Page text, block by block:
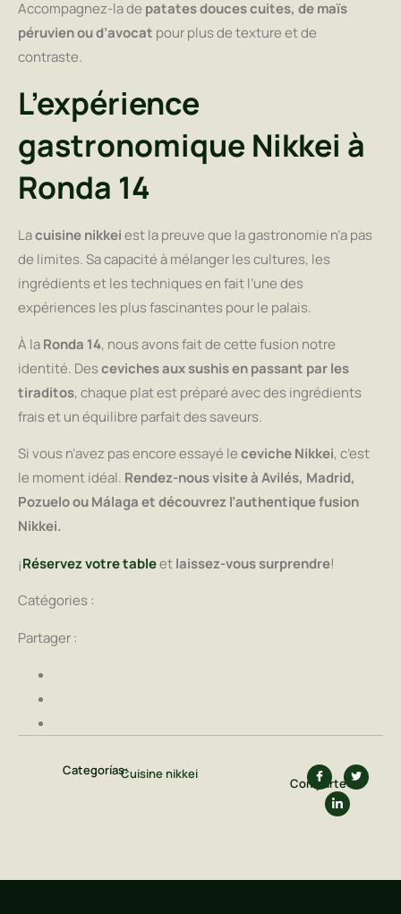
Accompagnez-la de patates douces cuites, de maïs
péruvien ou d’avocat pour plus de texture et de
contraste.
L’expérience
gastronomique Nikkei à
Ronda 14
Lacuisine nikkeiest la preuve que la gastronomie n’a pas
de limites. Sa capacité à mélanger les cultures, les
ingrédients et les techniques en fait l’une des
expériences les plus fascinantes pour le palais.
À laRonda 14, nous avons fait de cette fusion notre
identité. Desceviches aux sushis en passant par les
tiraditos, chaque plat est préparé avec des ingrédients
frais et un équilibre parfait des saveurs.
Si vous n’avez pas encore essayé leceviche Nikkei, c’est
le moment idéal. Rendez-nous visite à Avilés, Madrid,
Pozuelo ou Málaga et découvrez l’authentique fusion
Nikkei.
¡Réservez votre tableetlaissez-vous surprendre!
Catégories :
Partager :
Categorías:Cuisine nikkei
Comparte: